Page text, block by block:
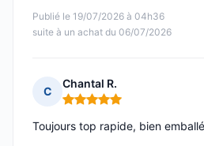
Publié le 19/07/2026 à 04h36
suite à un achat du 06/07/2026
C
Chantal R.
Note : 5 sur 5
Toujours top rapide, bien